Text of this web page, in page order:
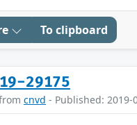
To clipboard
29175
cnvd - Published: 2019-